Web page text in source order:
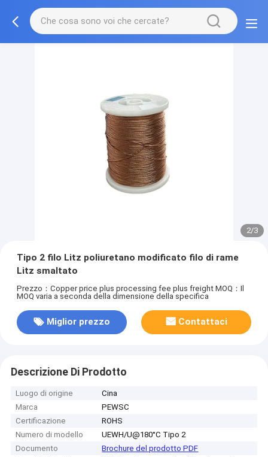
2/3
Tipo 2 filo Litz poliuretano modificato filo di rame
Litz smaltato
Prezzo：Copper price plus processing fee plus freight MOQ：Il
MOQ varia a seconda della dimensione della specifica
Miglior prezzo Contattaci
Descrizione Di Prodotto
Luogo di origine
Cina
Marca
PEWSC
Certificazione
ROHS
Numero di modello
UEWH/U@180°C Tipo 2
Documento
Brochure del prodotto PDF